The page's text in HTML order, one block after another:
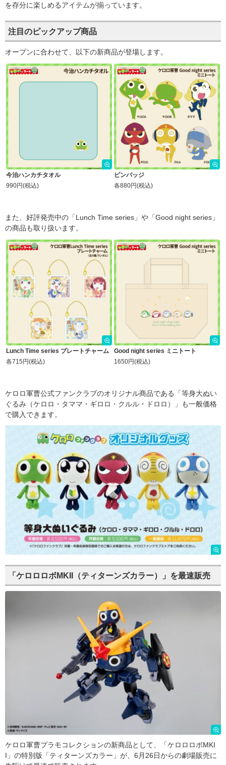
を存分に楽しめるアイテムが揃っています。
注目のピックアップ商品
オープンに合わせて、以下の新商品が登場します。
今治ハンカチタオル
990円(税込)
ピンバッジ
各880円(税込)
また、好評発売中の「Lunch Time series」や「Good night series」
の商品も取り扱います。
Lunch Time series プレートチャーム
各715円(税込)
Good night series ミニトート
1650円(税込)
ケロロ軍曹公式ファンクラブのオリジナル商品である「等身大ぬい
ぐるみ（ケロロ・タママ・ギロロ・クルル・ドロロ）」も一般価格
で購入できます。
「ケロロロボMKII（ティターンズカラー）」を最速販売
ケロロ軍曹プラモコレクションの新商品として、「ケロロロボMKI
I」の特別版「ティターンズカラー」が、6月26日からの劇場販売に